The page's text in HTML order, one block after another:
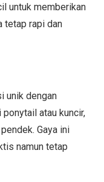
untuk memberikan
tetap rapi dan
unik dengan
atau kuncir,
Gaya ini
namun tetap